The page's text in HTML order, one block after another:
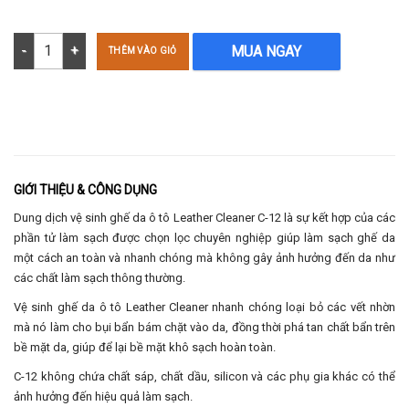
Vệ sinh ghế da ô tô - Leather Cleaner 250ml số lượng
THÊM VÀO GIỎ MUA NGAY
GIỚI THIỆU & CÔNG DỤNG
Dung dịch vệ sinh ghế da ô tô Leather Cleaner C-12 là sự kết hợp của các
phần tử làm sạch được chọn lọc chuyên nghiệp giúp làm sạch ghế da
một cách an toàn và nhanh chóng mà không gây ảnh hưởng đến da như
các chất làm sạch thông thường.
Vệ sinh ghế da ô tô Leather Cleaner nhanh chóng loại bỏ các vết nhờn
mà nó làm cho bụi bẩn bám chặt vào da, đồng thời phá tan chất bẩn trên
bề mặt da, giúp để lại bề mặt khô sạch hoàn toàn.
C-12 không chứa chất sáp, chất dầu, silicon và các phụ gia khác có thể
ảnh hưởng đến hiệu quả làm sạch.